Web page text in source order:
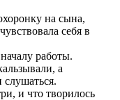
на сына,
себя в
работы.
а
слушаться.
и что творилось